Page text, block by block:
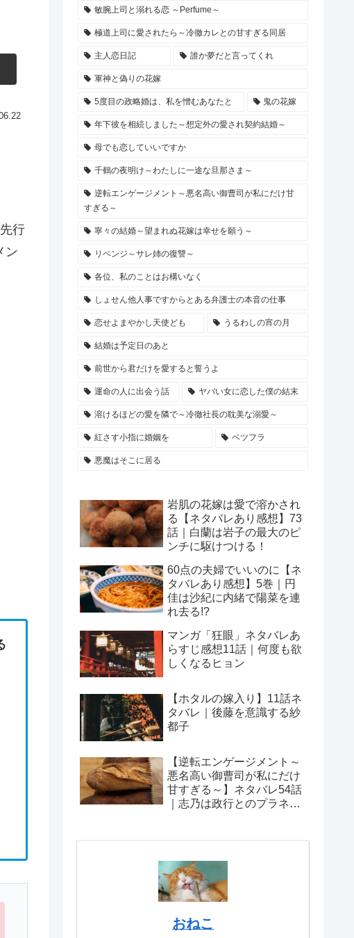
行
ン
敏腕上司と溺れる恋 ～Perfume～
極道上司に愛されたら～冷徹カレとの甘すぎる同居
主人恋日記 誰か夢だと言ってくれ
軍神と偽りの花嫁
5度目の政略婚は、私を憎むあなたと 鬼の花嫁
年下彼を相続しました～想定外の愛され契約結婚～
母でも恋していいですか
千鶴の夜明け～わたしに一途な旦那さま～
逆転エンゲージメント～悪名高い御曹司が私にだけ甘
すぎる～
寧々の結婚～望まれぬ花嫁は幸せを願う～
リベンジ～サレ姉の復讐～
各位、私のことはお構いなく
しょせん他人事ですからとある弁護士の本音の仕事
恋せよまやかし天使ども うるわしの宵の月
結婚は予定日のあと
前世から君だけを愛すると誓うよ
運命の人に出会う話 ヤバい女に恋した僕の結末
溶けるほどの愛を隣で～冷徹社長の耽美な溺愛～
紅さす小指に婚姻を ベツフラ
悪魔はそこに居る
岩肌の花嫁は愛で溶かされ
る【ネタバレあり感想】73
話｜白蘭は岩子の最大のピ
ンチに駆けつける！
60点の夫婦でいいのに【ネ
タバレあり感想】5巻｜円
佳は沙紀に内緒で陽菜を連
れ去る!?
マンガ「狂眼」ネタバレあ
らすじ感想11話｜何度も欲
しくなるヒョン
【ホタルの嫁入り】11話ネ
タバレ｜後藤を意識する紗
都子
【逆転エンゲージメント～
悪名高い御曹司が私にだけ
甘すぎる～】ネタバレ54話
｜志乃は政行とのプラネタ
おねこ